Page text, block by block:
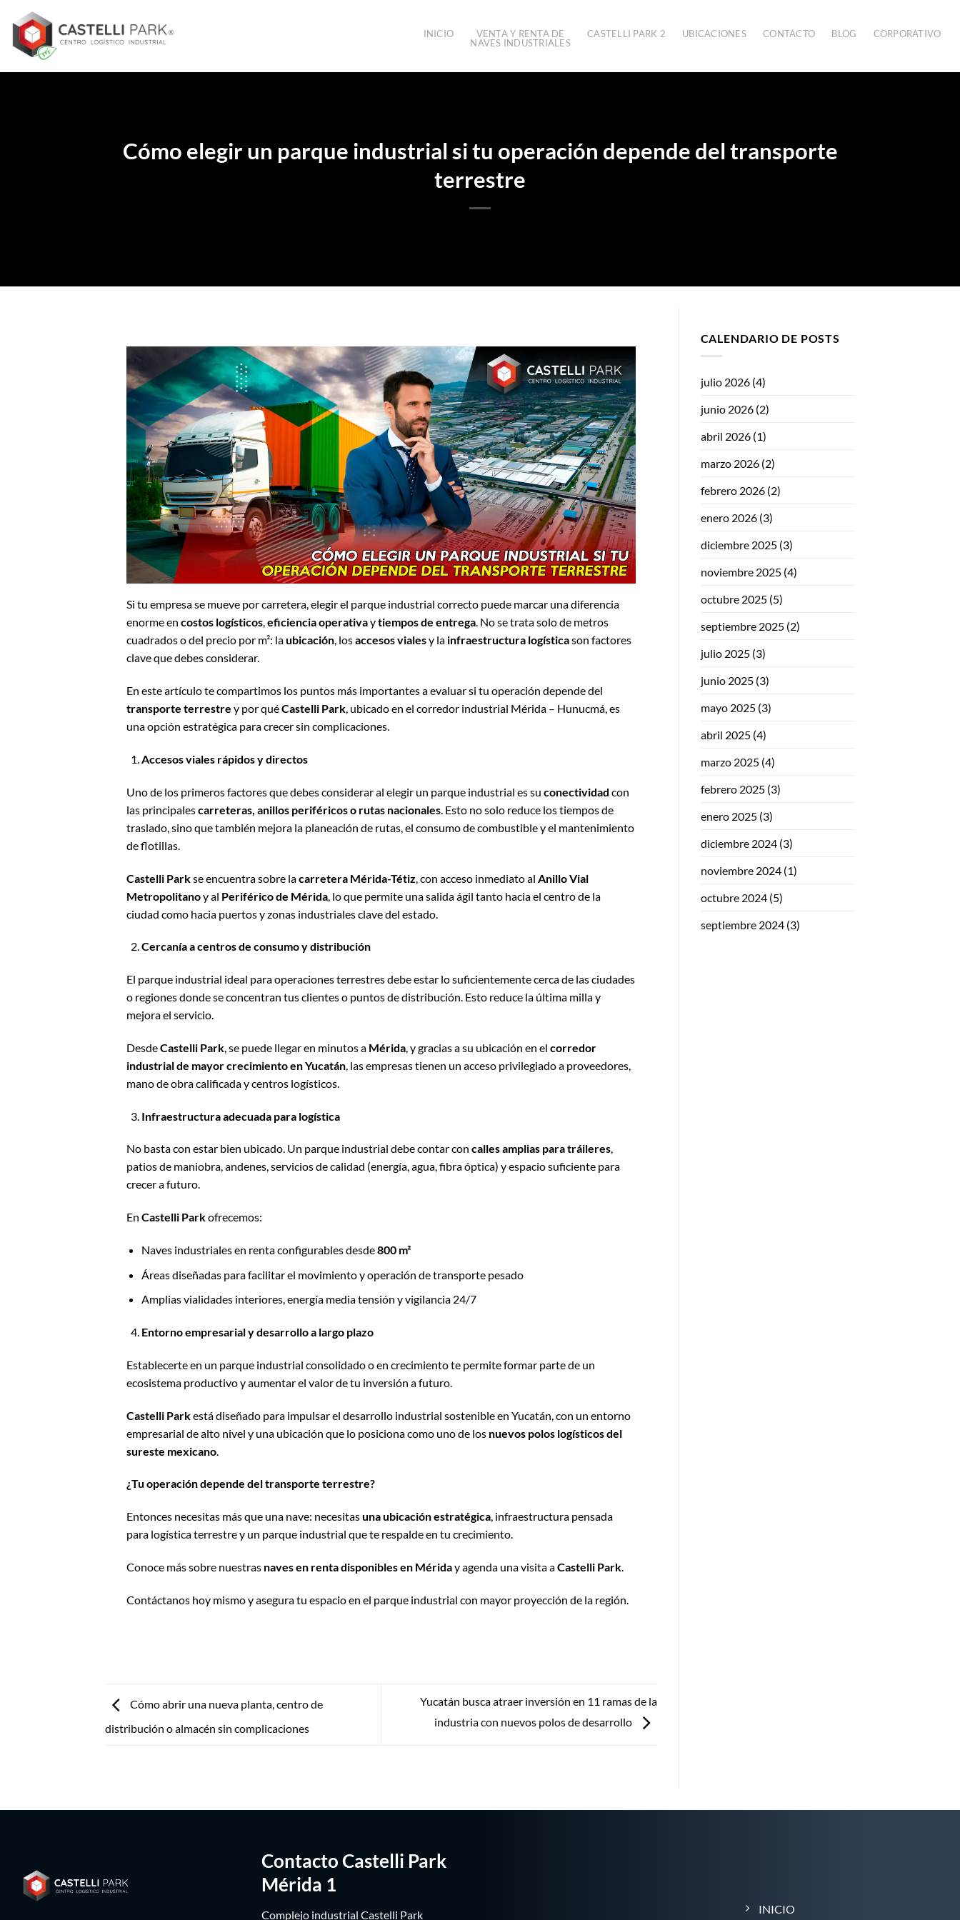
content
INICIO
VENTA Y RENTA DE
NAVES INDUSTRIALES
CASTELLI PARK 2 UBICACIONES CONTACTO BLOG CORPORATIVO
Cómo elegir un parque industrial si tu operación depende del transporte
terrestre
Si tu empresa se mueve por carretera, elegir el parque industrial correcto puede marcar una diferencia
enorme en costos logísticos,eficiencia operativaytiempos de entrega. No se trata solo de metros
cuadrados o del precio por m²: laubicación, losaccesos vialesy la infraestructura logísticason factores
clave que debes considerar.
En este artículo te compartimos los puntos más importantes a evaluar si tu operación depende del
transporte terrestre y por quéCastelli Park, ubicado en el corredor industrial Mérida – Hunucmá, es
una opción estratégica para crecer sin complicaciones.
Accesos viales rápidos y directos
Uno de los primeros factores que debes considerar al elegir un parque industrial es su conectividad con
las principalescarreteras, anillos periféricos o rutas nacionales . Esto no solo reduce los tiempos de
traslado, sino que también mejora la planeación de rutas, el consumo de combustible y el mantenimiento
de flotillas.
Castelli Parkse encuentra sobre lacarretera Mérida-Tétiz , con acceso inmediato al Anillo Vial
Metropolitanoy al Periférico de Mérida , lo que permite una salida ágil tanto hacia el centro de la
ciudad como hacia puertos y zonas industriales clave del estado.
Cercanía a centros de consumo y distribución
El parque industrial ideal para operaciones terrestres debe estar lo suficientemente cerca de las ciudades
o regiones donde se concentran tus clientes o puntos de distribución. Esto reduce la última milla y
mejora el servicio.
DesdeCastelli Park, se puede llegar en minutos a Mérida, y gracias a su ubicación en el corredor
industrial de mayor crecimiento en Yucatán, las empresas tienen un acceso privilegiado a proveedores,
mano de obra calificada y centros logísticos.
Infraestructura adecuada para logística
No basta con estar bien ubicado. Un parque industrial debe contar con calles amplias para tráileres,
patios de maniobra, andenes, servicios de calidad (energía, agua, fibra óptica) y espacio suficiente para
crecer a futuro.
En Castelli Parkofrecemos:
Naves industriales en renta configurables desde800 m²
Áreas diseñadas para facilitar el movimiento y operación de transporte pesado
Amplias vialidades interiores, energía media tensión y vigilancia 24/7
Entorno empresarial y desarrollo a largo plazo
Establecerte en un parque industrial consolidado o en crecimiento te permite formar parte de un
ecosistema productivo y aumentar el valor de tu inversión a futuro.
Castelli Parkestá diseñado para impulsar el desarrollo industrial sostenible en Yucatán, con un entorno
empresarial de alto nivel y una ubicación que lo posiciona como uno de los nuevos polos logísticos del
sureste mexicano
¿Tu operación depende del transporte terrestre?
Entonces necesitas más que una nave: necesitasuna ubicación estratégica, infraestructura pensada
para logística terrestre y un parque industrial que te respalde en tu crecimiento.
Conoce más sobre nuestras naves en renta disponibles en Mériday agenda una visita aCastelli Park.
Contáctanos hoy mismo y asegura tu espacio en el parque industrial con mayor proyección de la región.
Cómo abrir una nueva planta, centro de
distribución o almacén sin complicaciones
Yucatán busca atraer inversión en 11 ramas de la
industria con nuevos polos de desarrollo
CALENDARIO DE POSTS
julio 2026(4)
junio 2026(2)
abril 2026(1)
marzo 2026(2)
febrero 2026(2)
enero 2026(3)
diciembre 2025(3)
noviembre 2025(4)
octubre 2025(5)
septiembre 2025(2)
julio 2025(3)
junio 2025(3)
mayo 2025(3)
abril 2025(4)
marzo 2025(4)
febrero 2025(3)
enero 2025(3)
diciembre 2024(3)
noviembre 2024(1)
octubre 2024(5)
septiembre 2024(3)
Contacto Castelli Park
Mérida 1
Complejo industrial Castelli Park
INICIO